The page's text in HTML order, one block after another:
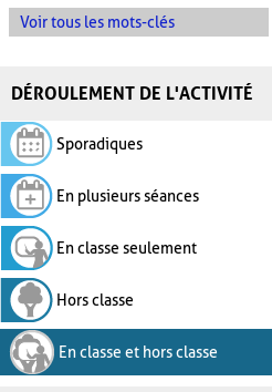
Voir tous les mots-clés
DÉROULEMENT DE L'ACTIVITÉ
Sporadiques
En plusieurs séances
En classe seulement
Hors classe
En classe et hors classe